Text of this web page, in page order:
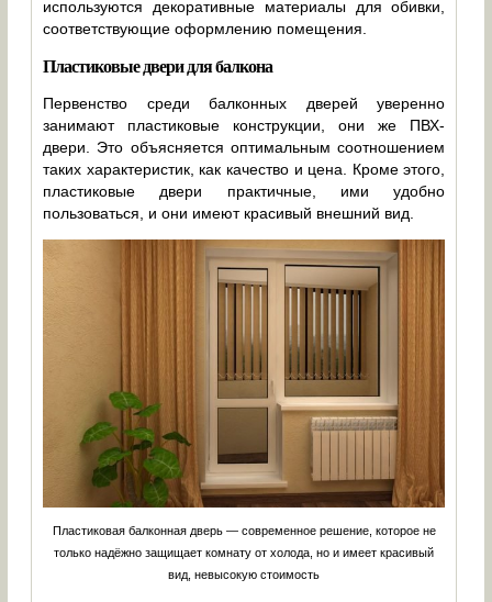
используются декоративные материалы для обивки,
соответствующие оформлению помещения.
Пластиковые двери для балкона
Первенство среди балконных дверей уверенно
занимают пластиковые конструкции, они же ПВХ-
двери. Это объясняется оптимальным соотношением
таких характеристик, как качество и цена. Кроме этого,
пластиковые двери практичные, ими удобно
пользоваться, и они имеют красивый внешний вид.
Пластиковая балконная дверь — современное решение, которое не
только надёжно защищает комнату от холода, но и имеет красивый
вид, невысокую стоимость